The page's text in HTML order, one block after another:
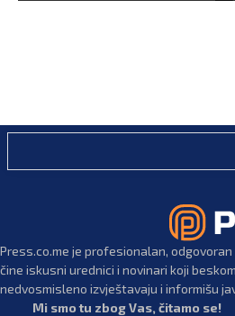
Press.co.me je profesionalan,
čine iskusni urednici i novinari koji
nedvosmisleno izvještavaju i informišu
Mi smo tu zbog Vas, čitamo se!